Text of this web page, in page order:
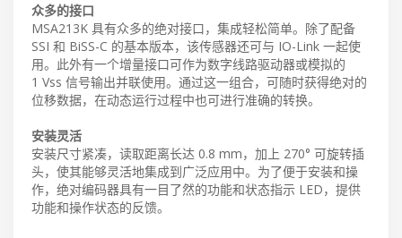
众多的接口
MSA213K 具有众多的绝对接口，集成轻松简单。除了配备
SSI 和 BiSS-C 的基本版本，该传感器还可与 IO-Link 一起使
用。此外有一个增量接口可作为数字线路驱动器或模拟的
1 Vss 信号输出并联使用。通过这一组合，可随时获得绝对的
位移数据，在动态运行过程中也可进行准确的转换。
安装灵活
安装尺寸紧凑，读取距离长达 0.8 mm，加上 270° 可旋转插
头，使其能够灵活地集成到广泛应用中。为了便于安装和操
作，绝对编码器具有一目了然的功能和状态指示 LED，提供
功能和操作状态的反馈。